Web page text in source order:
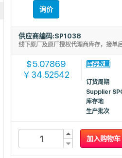
询价
供应商编码:SP1038
线下原厂及原厂授权代理商库存，接单
$5.07869
￥ 34.52542
库存数量
订货周期
Supplier
库存地
生产批次
加入购物车